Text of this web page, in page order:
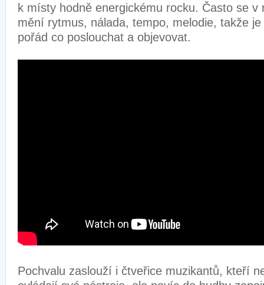
k místy hodně energickému rocku. Často se v
mění rytmus, nálada, tempo, melodie, takže
pořád co poslouchat a objevovat.
Pochvalu zaslouží i čtveřice muzikantů, kteří